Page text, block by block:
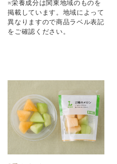
※栄養成分は関東地域のものを
掲載しています。地域によって
異なりますので商品ラベル表記
をご確認ください。